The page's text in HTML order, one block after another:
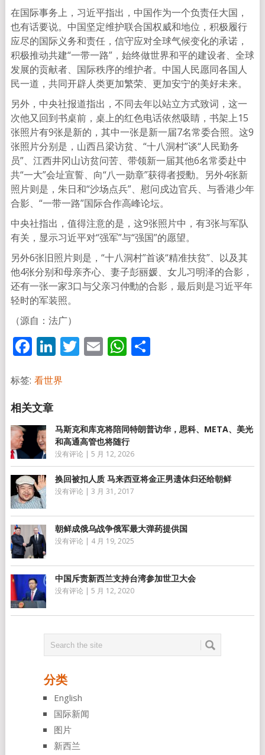
在国际事务上，习近平指出，中国作为一个负责任大国，
也有话要说。中国坚定维护联合国权威和地位，积极履行
应尽的国际义务和责任，信守应对全球气候变化的承诺，
积极推动共建“一带一路”，始终做世界和平的建设者、全球
发展的贡献者、国际秩序的维护者。中国人民愿同各国人
民一道，共同开辟人类更加繁荣、更加安宁的美好未来。
另外，中央社报道指出，不同去年以站立方式致词，这一
次他又回到书桌前，桌上的红色电话依然吸睛，书架上15
张照片有9张是新的，其中一张是新一届7名常委合照。这9
张照片分别是，山西吕梁访贫、“十八洞村”谈“人民勤务
员”、江西井冈山访贫问苦、带领新一届其他6名常委赴中
共“一大”会址宣誓、向“八一勋章”获得者授勳。另外4张新
照片则是，朱日和“沙场点兵”、慰问戍边官兵、与香港少年
合影、“一带一路”国际合作高峰论坛。
中央社指出，值得注意的是，这9张照片中，有3张与军队
有关，显示习近平对“强军”与“强国”的愿望。
另外6张旧照片则是，“十八洞村”首谈“精准扶贫”、以及其
他4张分别和母亲齐心、妻子彭丽媛、女儿习明泽的合影，
还有一张一家3口与父亲习仲勳的合影，最后则是习近平年
轻时的军装照。
（源自：法广）
Facebook
LinkedIn
Twitter
EmailWhatsApp
分
标签: 看世界
马斯克和库克将陪同特朗普访华，思科、META、美光
和高通高管也将随行
没有评论 | 5 月 12, 2026
换回被扣人质 马来西亚将金正男遗体归还给朝鲜
没有评论 | 3 月 31, 2017
朝鲜成俄乌战争俄军最大弹药提供国
没有评论 | 4 月 19, 2025
中国斥责新西兰支持台湾参加世卫大会
没有评论 | 5 月 12, 2020
分类
English
国际新闻
图片
新西兰